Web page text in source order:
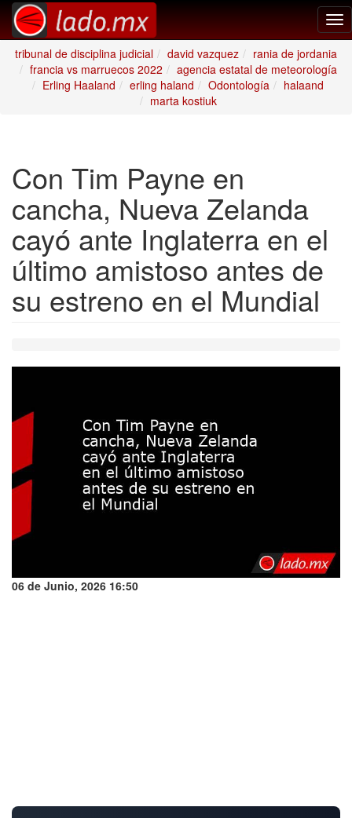
tribunal de disciplina judicial
david vazquez
rania de jordania
francia vs marruecos 2022
agencia estatal de meteorología
Erling Haaland
erling haland Odontología
halaand
marta kostiuk
Con Tim Payne en
cancha, Nueva Zelanda
cayó ante Inglaterra en el
último amistoso antes de
su estreno en el Mundial
06 de Junio, 2026 16:50